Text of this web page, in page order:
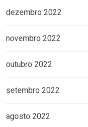
dezembro 2022
novembro 2022
outubro 2022
setembro 2022
agosto 2022